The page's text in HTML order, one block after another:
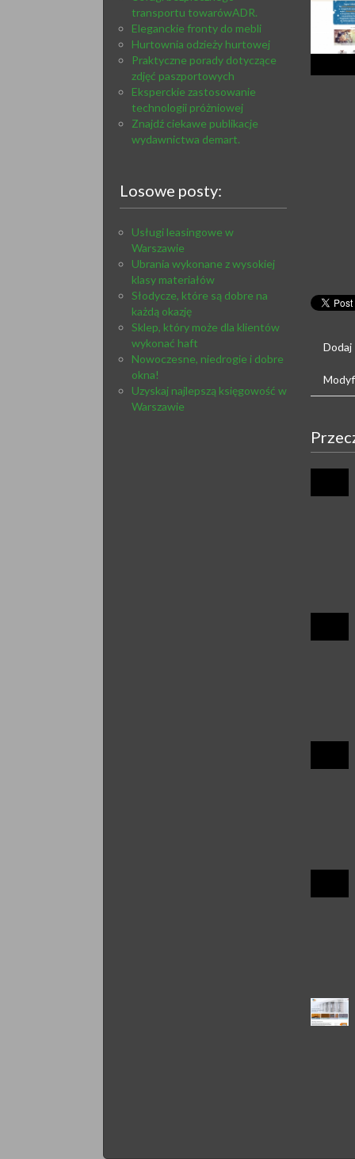
transportu towarówADR.
Eleganckie fronty do mebli
Hurtownia odzieży hurtowej
Praktyczne porady dotyczące
zdjęć paszportowych
Eksperckie zastosowanie
technologii próżniowej
Znajdź ciekawe publikacje
wydawnictwa demart.
Losowe posty:
Usługi leasingowe w
Warszawie
Ubrania wykonane z wysokiej
klasy materiałów
Słodycze, które są dobre na
każdą okazję
Sklep, który może dla klientów
wykonać haft
Nowoczesne, niedrogie i dobre
okna!
Uzyskaj najlepszą księgowość w
Warszawie
Dodaj